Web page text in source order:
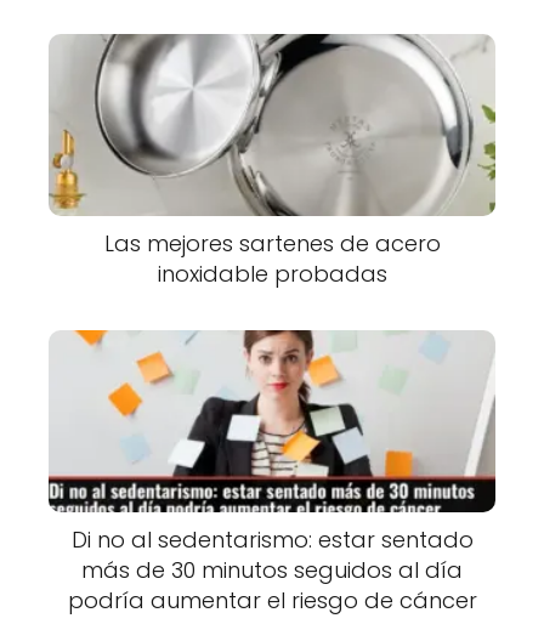
Las mejores sartenes de acero
inoxidable probadas
Di no al sedentarismo: estar sentado
más de 30 minutos seguidos al día
podría aumentar el riesgo de cáncer